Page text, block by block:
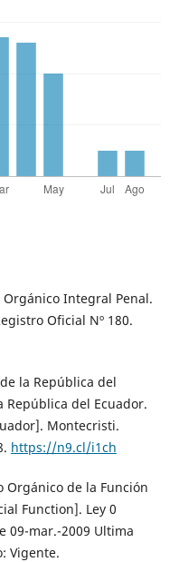
Integral Penal.
Oficial Nº 180.
la República del
República del Ecuador.
Montecristi.
https://n9.cl/i1ch
Orgánico de la Función
Function]. Ley 0
09-mar.-2009 Ultima
Vigente.